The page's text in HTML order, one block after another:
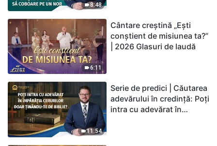
8:48
6:11
Cântare creștină „Ești
conștient de misiunea ta?”
| 2026 Glasuri de laudă
11:54
Serie de predici | Căutarea
adevărului în credință: Poți
intra cu adevărat în